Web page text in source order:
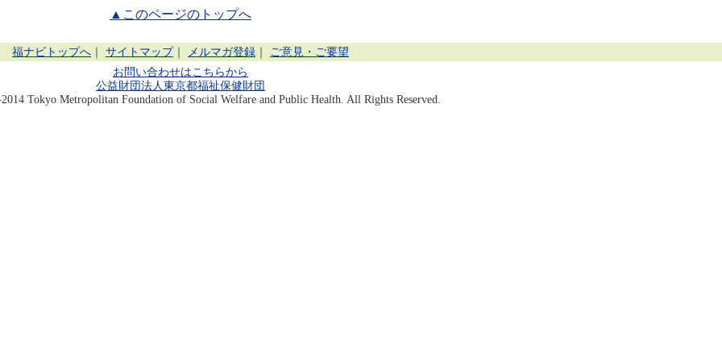
▲このページのトップへ
福ナビトップへ サイトマップ メルマガ登録
ご意見・ご要望
お問い合わせはこちらから
公益財団法人東京都福祉保健財団
Tokyo Metropolitan Foundation of Social Welfare and Public Health. All Rights Reserved.